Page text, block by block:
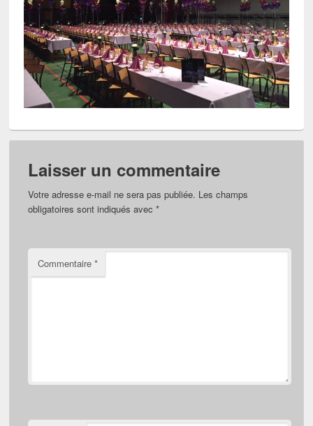
Laisser un commentaire
Votre adresse e-mail ne sera pas publiée. Les champs
obligatoires sont indiqués avec*
Commentaire*